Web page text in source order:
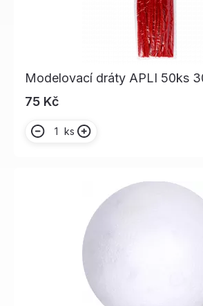
Modelovací dráty APLI 50ks
75 Kč
ks